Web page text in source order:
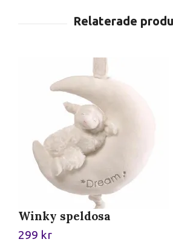
Winky speldosa
299 kr